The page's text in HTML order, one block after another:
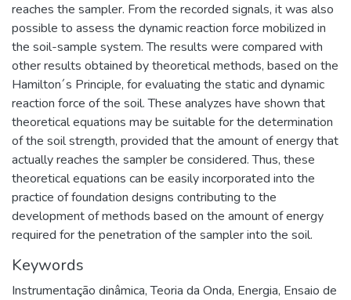
reaches the sampler. From the recorded signals, it was also
possible to assess the dynamic reaction force mobilized in
the soil-sample system. The results were compared with
other results obtained by theoretical methods, based on the
Hamilton´s Principle, for evaluating the static and dynamic
reaction force of the soil. These analyzes have shown that
theoretical equations may be suitable for the determination
of the soil strength, provided that the amount of energy that
actually reaches the sampler be considered. Thus, these
theoretical equations can be easily incorporated into the
practice of foundation designs contributing to the
development of methods based on the amount of energy
required for the penetration of the sampler into the soil.
Keywords
Instrumentação dinâmica,Teoria da Onda, Energia, Ensaio de